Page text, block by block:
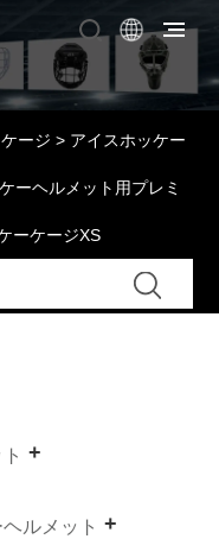
ージ > アイスホッケー
ーヘルメット用プレミ
ーケージXS
ルメット